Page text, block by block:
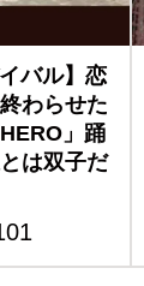
バル】恋
わらせた
」踊
は双子だ